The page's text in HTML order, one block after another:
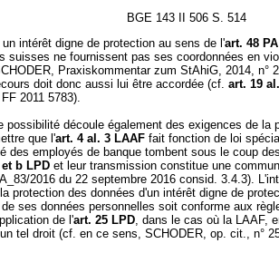
BGE 143 II 506 S. 514
intérêt digne de protection au sens de l'art. 48 PA
suisses ne fournissent pas ses coordonnées en
Praxiskommentar zum StAhiG, 2014, n°
doit donc aussi lui être accordée (cf. art. 19
2011 5783).
possibilité découle également des exigences de la
que l'art. 4 al. 3 LAAF fait fonction de loi
des employés de banque tombent sous le coup
b LPD et leur transmission constitue une
2016 du 22 septembre 2016 consid. 3.4.3).
protection des données d'un intérêt digne de
ses données personnelles soit conforme aux
de l'art. 25 LPD, dans le cas où la LAAF,
tel droit (cf. en ce sens, SCHODER, op. cit., n°